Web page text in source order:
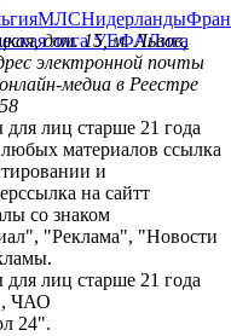
МЛСНидерланды
лига УЕФАЛига
дом. 15, м. Львов,
электронной почты
медиа в Реестре
лиц старше 21 года
материалов ссылка
и
на сайтт
со знаком
"Реклама", "Новости
лиц старше 21 года
, ЧАО
24".